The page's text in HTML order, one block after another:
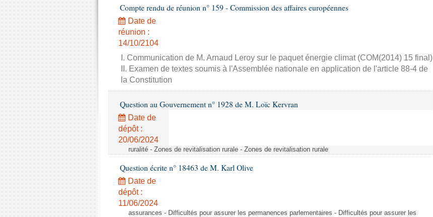
Compte rendu de réunion n° 159 - Commission des affaires européennes
Date de
réunion :
14/10/2104
I. Communication de M. Arnaud Leroy sur le paquet énergie climat (COM(2014) 15 final)
II. Examen de textes soumis à l'Assemblée nationale en application de l'article 88-4 de
la Constitution
Question au Gouvernement n° 1928 de M. Loïc Kervran
Date de
dépôt :
20/06/2024
ruralité - Zones de revitalisation rurale - Zones de revitalisation rurale
Question écrite n° 18463 de M. Karl Olive
Date de
dépôt :
11/06/2024
assurances - Difficultés pour assurer les permanences parlementaires - Difficultés pour assurer les